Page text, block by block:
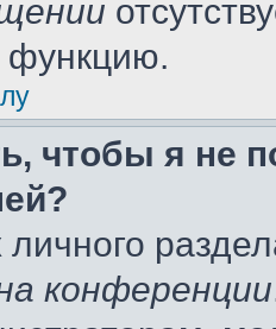
функцию.
чтобы я не
личного
конференции